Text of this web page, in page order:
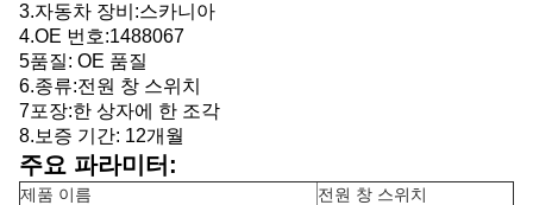
3.자동차 장비:스카니아
4.OE 번호:1488067
5품질: OE 품질
6.종류:전원 창 스위치
7포장:한 상자에 한 조각
8. 보증 기간: 12개월
주요 파라미터:
제품 이름
전원 창 스위치